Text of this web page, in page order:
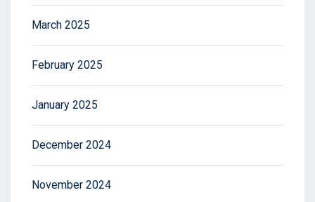
March 2025
February 2025
January 2025
December 2024
November 2024